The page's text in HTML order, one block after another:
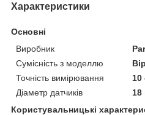
Характеристики
Основні
Виробник
Сумісність з моделлю
Точність вимірювання
10
Діаметр датчиків
18
Користувальницькі